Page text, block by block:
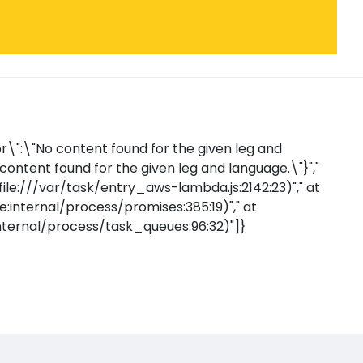
content found for the given leg and
found for the given leg and language.\"}","
var/task/entry_aws-lambda.js:2142:23)"," at
process/promises:385:19)"," at
process/task_queues:96:32)"]}